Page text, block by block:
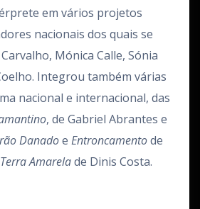
em vários projetos
nacionais dos quais se
Mónica Calle, Sónia
Integrou também várias
nacional e internacional, das
, de Gabriel Abrantes e
Danadoe Entroncamentode
Terra Amarelade Dinis Costa.